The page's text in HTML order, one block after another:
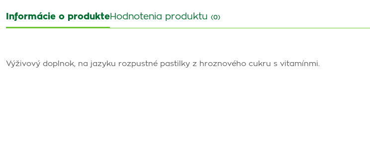
Informácie o produkteHodnotenia produktu (0)
Výživový doplnok, na jazyku rozpustné pastilky z hroznového cukru s vitamínmi.